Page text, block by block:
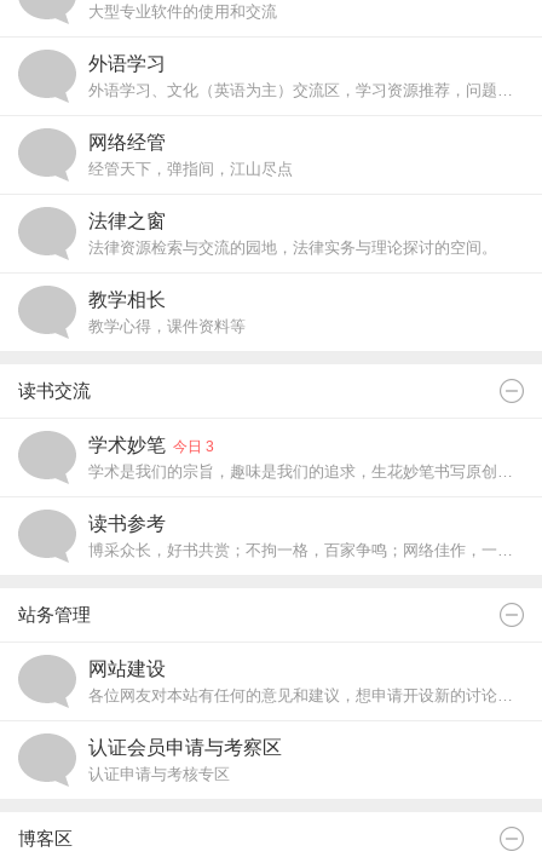
大型专业软件的使用和交流
外语学习
外语学习、文化（英语为主）交流区，学习资源推荐，问题解答等
网络经管
经管天下，弹指间，江山尽点
法律之窗
法律资源检索与交流的园地，法律实务与理论探讨的空间。
教学相长
教学心得，课件资料等
读书交流
学术妙笔 今日 3
学术是我们的宗旨，趣味是我们的追求，生花妙笔书写原创天地。
读书参考
博采众长，好书共赏；不拘一格，百家争鸣；网络佳作，一网打尽。
站务管理
网站建设
各位网友对本站有任何的意见和建议，想申请开设新的讨论区，想做版主？那么就全部写在这里吧，我们会尽快答复和处理的！
认证会员申请与考察区
认证申请与考核专区
博客区